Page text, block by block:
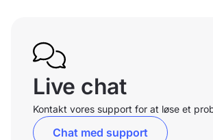
Live chat
Kontakt vores support for at løse et
Chat med support